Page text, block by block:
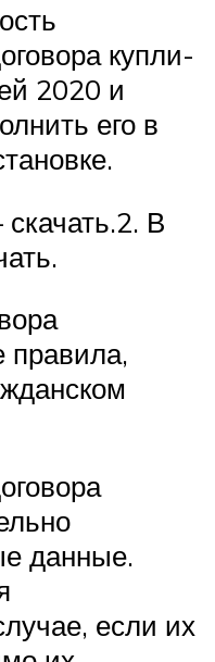
купли-
2020 и
его в
В
данные.
если их